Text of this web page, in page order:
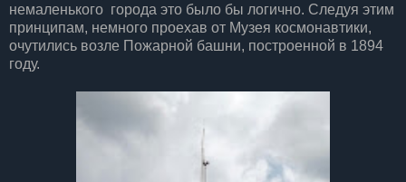
немаленького города это было бы логично. Следуя этим
принципам, немного проехав от Музея космонавтики,
очутились возле Пожарной башни, построенной в 1894
году.